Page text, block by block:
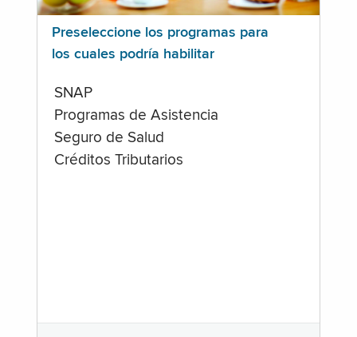
Preseleccione los programas para
los cuales podría habilitar
SNAP
Programas de Asistencia
Seguro de Salud
Créditos Tributarios